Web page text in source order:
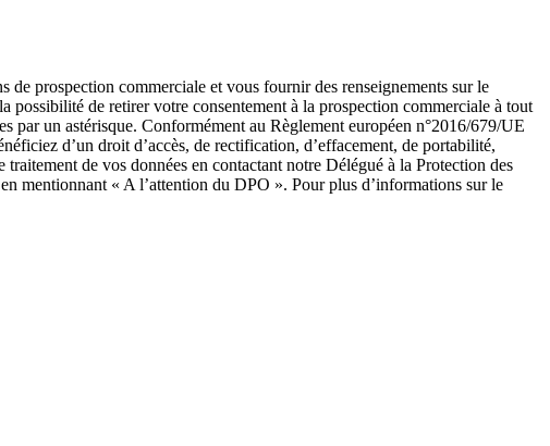
de prospection commerciale et vous fournir des renseignements sur le
possibilité de retirer votre consentement à la prospection commerciale à tout
par un astérisque. Conformément au Règlement européen n°2016/679/UE
d’un droit d’accès, de rectification, d’effacement, de portabilité,
de vos données en contactant notre Délégué à la Protection des
mentionnant « A l’attention du DPO ». Pour plus d’informations sur le